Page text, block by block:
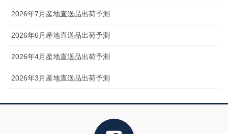
2026年7月産地直送品出荷予測
2026年6月産地直送品出荷予測
2026年4月産地直送品出荷予測
2026年3月産地直送品出荷予測